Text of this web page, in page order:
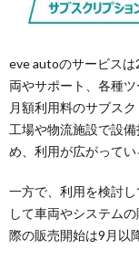
eve autoのサービス
両やサポート、各種
月額利用料のサブス
工場や物流施設で設
め、利用が広がってい
一方で、利用を検討
して車両やシステム
際の販売開始は9月以